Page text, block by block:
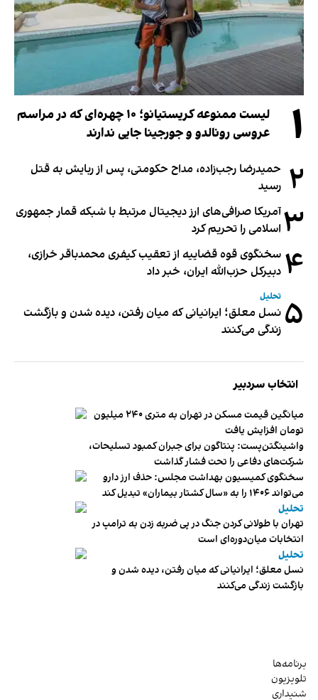
۱
لیست ممنوعه کریستیانو؛ ۱۰ چهره‌ای که در مراسم
عروسی رونالدو و جورجینا جایی ندارند
۲ حمیدرضا رجب‌زاده، مداح حکومتی، پس از ربایش به قتل
رسید
۳آمریکا صرافی‌های ارز دیجیتال مرتبط با شبکه قمار جمهوری
اسلامی را تحریم کرد
۴ سخنگوی قوه قضاییه از تعقیب کیفری محمدباقر خرازی،
دبیر‌کل حزب‌الله ایران، خبر داد
۵ تحلیل
نسل معلق؛ ایرانیانی که میان رفتن، دیده شدن و بازگشت
زندگی می‌کنند
انتخاب سردبیر
میانگین قیمت مسکن در تهران به متری ۲۴۰ میلیون
تومان افزایش یافت
واشینگتن‌پست: پنتاگون برای جبران کمبود تسلیحات،
شرکت‌های دفاعی را تحت فشار گذاشت
سخنگوی کمیسیون بهداشت مجلس: حذف ارز دارو
می‌تواند ۱۴۰۶ را به «سال کشتار بیماران» تبدیل کند
تحلیل
تهران با طولانی کردن جنگ در پی ضربه زدن به ترامپ در
انتخابات میان‌دوره‌ای است
تحلیل
نسل معلق؛ ایرانیانی که میان رفتن، دیده شدن و
بازگشت زندگی می‌کنند
برنامه‌ها
تلویزیون
شنیداری